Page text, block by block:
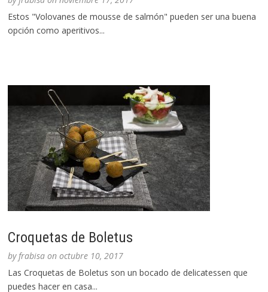
Estos "Volovanes de mousse de salmón" pueden ser una buena
opción como aperitivos...
Croquetas de Boletus
byfrabisa onoctubre 10, 2017
Las Croquetas de Boletus son un bocado de delicatessen que
puedes hacer en casa...